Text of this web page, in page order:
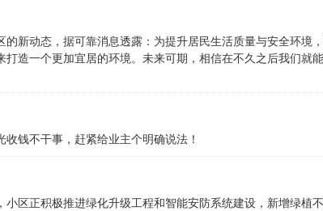
新动态，据可靠消息透露：为提升居民生活质量与安全环境
打造一个更加宜居的环境。未来可期，相信在不久之后我们
钱不干事，赶紧给业主个明确说法！
区正积极推进绿化升级工程和智能安防系统建设，新增绿植